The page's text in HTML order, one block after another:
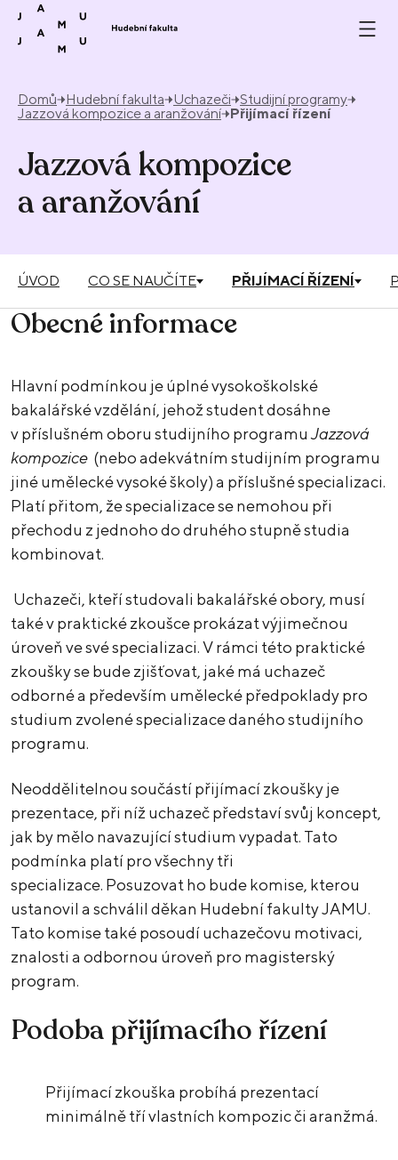
Přeskočit na obsah
Domů Hudební fakulta Uchazeči Studijní programy
Jazzová kompozice a aranžování Přijímací řízení
Jazzová kompozice
a aranžování
ÚVOD CO SE NAUČÍTE PŘIJÍMACÍ ŘÍZENÍ
Obecné informace
Hlavní podmínkou je úplné vysokoškolské
bakalářské vzdělání, jehož student dosáhne
v příslušném oboru studijního programuJazzová
kompozice (nebo adekvátním studijním programu
jiné umělecké vysoké školy) a příslušné specializaci.
Platí přitom, že specializace se nemohou při
přechodu z jednoho do druhého stupně studia
kombinovat.
Uchazeči, kteří studovali bakalářské obory, musí
také v praktické zkoušce prokázat výjimečnou
úroveň ve své specializaci. V rámci této praktické
zkoušky se bude zjišťovat, jaké má uchazeč
odborné a především umělecké předpoklady pro
studium zvolené specializace daného studijního
programu.
Neoddělitelnou součástí přijímací zkoušky je
prezentace, při níž uchazeč představí svůj koncept,
jak by mělo navazující studium vypadat. Tato
podmínka platí pro všechny tři
specializace. Posuzovat ho bude komise, kterou
ustanovil a schválil děkan Hudební fakulty JAMU.
Tato komise také posoudí uchazečovu motivaci,
znalosti a odbornou úroveň pro magisterský
program.
Podoba přijímacího řízení
Přijímací zkouška probíhá prezentací
minimálně tří vlastních kompozic či aranžmá.